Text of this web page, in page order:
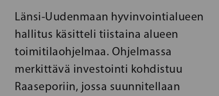
Länsi-Uudenmaan hyvinvointialueen
hallitus käsitteli tiistaina alueen
toimitilaohjelmaa. Ohjelmassa
merkittävä investointi kohdistuu
Raaseporiin, jossa suunnitellaan